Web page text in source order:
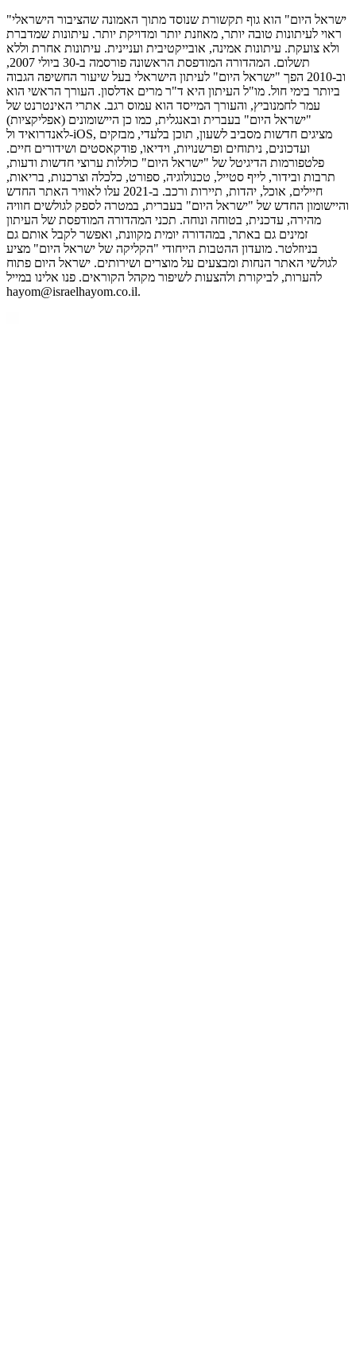
"ישראל היום" הוא גוף תקשורת שנוסד מתוך האמונה שהציבור הישראלי
ראוי לעיתונות טובה יותר, מאוזנת יותר ומדויקת יותר. עיתונות שמדברת
ולא צועקת. עיתונות אמינה, אובייקטיבית ועניינית. עיתונות אחרת וללא
תשלום. המהדורה המודפסת הראשונה פורסמה ב-30 ביולי 2007,
וב-2010 הפך "ישראל היום" לעיתון הישראלי בעל שיעור החשיפה הגבוה
ביותר בימי חול. מו"ל העיתון היא ד"ר מרים אדלסון. העורך הראשי הוא
עמר לחמנוביץ, והעורך המייסד הוא עמוס רגב. אתרי האינטרנט של
"ישראל היום" בעברית ובאנגלית, כמו כן היישומונים (אפליקציות)
לאנדרואיד ול-iOS, מציגים חדשות מסביב לשעון, תוכן בלעדי, מבזקים
ועדכונים, ניתוחים ופרשנויות, וידיאו, פודקאסטים ושידורים חיים.
פלטפורמות הדיגיטל של "ישראל היום" כוללות ערוצי חדשות ודעות,
תרבות ובידור, לייף סטייל, טכנולוגיה, ספורט, כלכלה וצרכנות, בריאות,
חיילים, אוכל, יהדות, תיירות ורכב. ב-2021 עלו לאוויר האתר החדש
והיישומון החדש של "ישראל היום" בעברית, במטרה לספק לגולשים חוויה
מהירה, עדכנית, בטוחה ונוחה. תכני המהדורה המודפסת של העיתון
זמינים גם באתר, במהדורה יומית מקוונת, ואפשר לקבל אותם גם
בניוזלטר. מועדון ההטבות הייחודי "הקליקה של ישראל היום" מציע
לגולשי האתר הנחות ומבצעים על מוצרים ושירותים. ישראל היום פתוח
להערות, לביקורת ולהצעות לשיפור מקהל הקוראים. פנו אלינו במייל
hayom@israelhayom.co.il.